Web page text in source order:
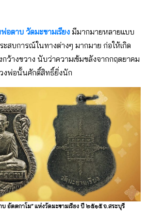
อตาบ วัดมะขามเรียง มีมากมายหลายแบบ
สบการณ์ในทางต่างๆ มากมาย ก่อให้เกิด
ว้างขวาง นับว่าความเข้มขลังจากกฤตยาคม
งพ่อนั้นศักดิ์สิทธิ์ยิ่งนัก
อัตตกาโม” แห่งวัดมะขามเรียง ปี ๒๕๑๕ จ.สระบุรี